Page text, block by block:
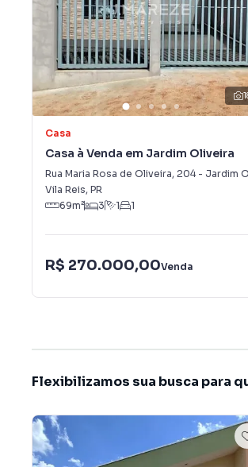
Casa
Casa à Venda em Jardim Oliveira
Rua Maria Rosa de Oliveira, 204- Jardim Oliveira
Vila Reis, PR
69m² 3 1 1
R$ 270.000,00Venda
Flexibilizamos sua busca para